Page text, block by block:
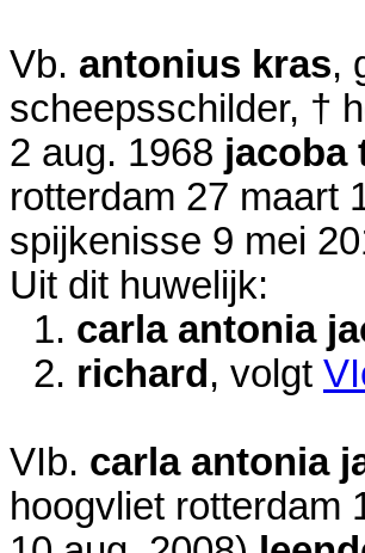
Vb. antonius kras,
scheepsschilder, †
2 aug. 1968 jacoba
rotterdam 27 maart
spijkenisse 9 mei
Uit dit huwelijk:
1. carla antonia
2. richard , volgt
VIb. carla antonia
hoogvliet rotterdam